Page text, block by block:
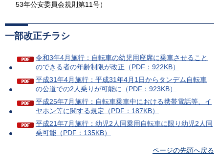
53年公安委員会規則第11号）
一部改正チラシ
令和3年4月施行：自転車の幼児用座席に乗車させること
のできる者の年齢制限が改正（PDF：922KB）
平成31年4月施行：平成31年4月1日からタンデム自転車
の公道での2人乗りが可能に（PDF：923KB）
平成25年7月施行：自転車乗車中における携帯電話等、イ
ヤホン等に関する規定（PDF：187KB）
平成21年7月施行：幼児2人同乗用自転車に限り幼児2人同
乗可能（PDF：135KB）
ページの先頭へ戻る